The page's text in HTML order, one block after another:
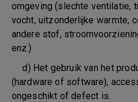
omgeving (slechte ventilatie,
vocht, uitzonderlijke warmte,
andere stof,
enz.)
d) Het gebruik van het
(hardware of software),
ongeschikt of defect is.